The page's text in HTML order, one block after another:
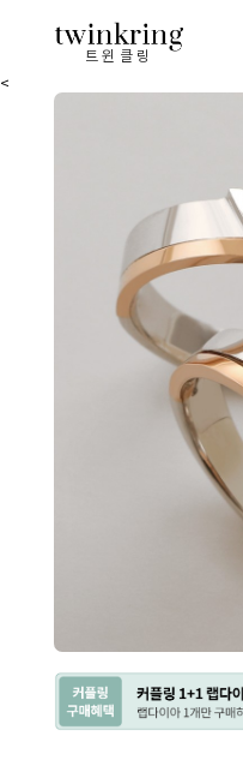
트윈클링
ALL 베스트 안쪽막음
<